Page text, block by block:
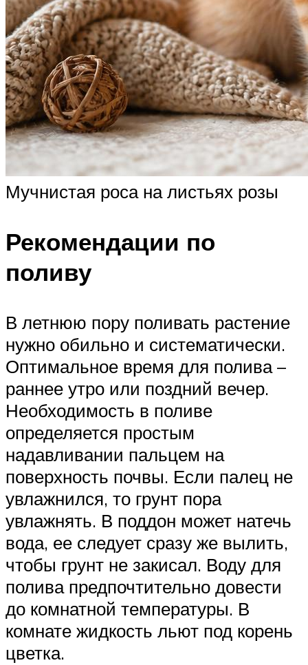
Мучнистая роса на листьях розы
Рекомендации по
поливу
В летнюю пору поливать растение
нужно обильно и систематически.
Оптимальное время для полива –
раннее утро или поздний вечер.
Необходимость в поливе
определяется простым
надавливании пальцем на
поверхность почвы. Если палец не
увлажнился, то грунт пора
увлажнять. В поддон может натечь
вода, ее следует сразу же вылить,
чтобы грунт не закисал. Воду для
полива предпочтительно довести
до комнатной температуры. В
комнате жидкость льют под корень
цветка.